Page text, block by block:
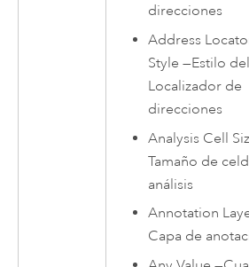
direcciones
Address
Style —Estilo del
Localizador de
direcciones
Analysis Cell
Tamaño de
análisis
Annotation
Capa de